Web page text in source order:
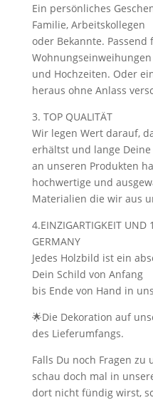
Ein persönliches
Familie, Arbeitskollegen
oder Bekannte.
Wohnungseinweihungen
und Hochzeiten. Oder
heraus ohne Anlass
3. TOP QUALITÄT
Wir legen Wert darauf,
erhältst und lange Deine
an unseren Produkten
hochwertige und
Materialien die wir aus
4.EINZIGARTIGKEIT
GERMANY
Jedes Holzbild ist ein
Dein Schild von Anfang
bis Ende von Hand in
🌟Die Dekoration auf
des Lieferumfangs.
Falls Du noch Fragen zu
schau doch mal in
dort nicht fündig wirst,